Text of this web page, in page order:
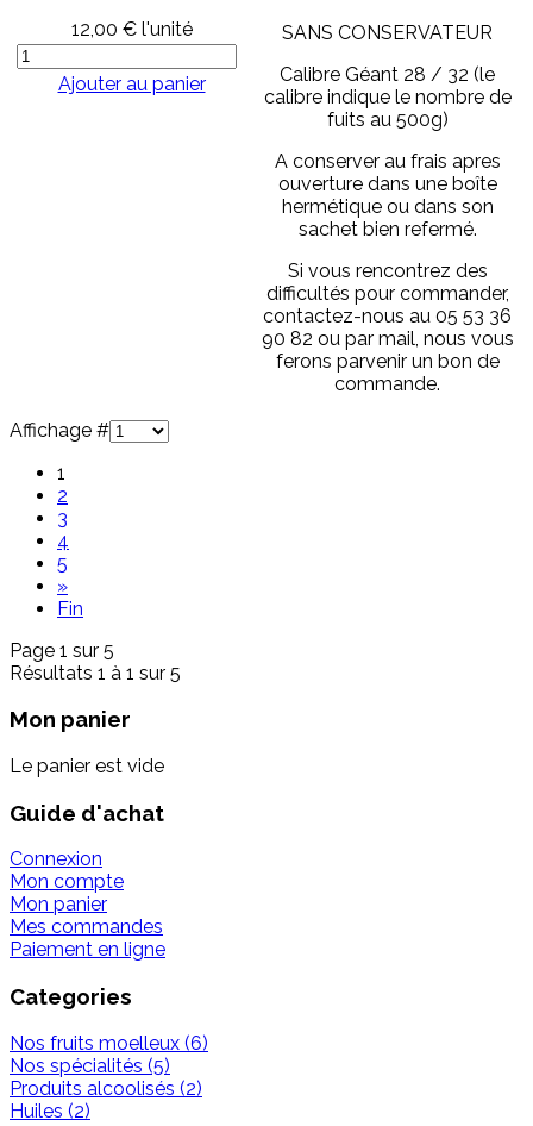
12,00 € l'unité
Ajouter au panier
SANS CONSERVATEUR
Calibre Géant 28 / 32 (le
calibre indique le nombre de
fuits au 500g)
A conserver au frais apres
ouverture dans une boîte
hermétique ou dans son
sachet bien refermé.
Si vous rencontrez des
difficultés pour commander,
contactez-nous au 05 53 36
90 82 ou par mail, nous vous
ferons parvenir un bon de
commande.
Affichage #
1
2
3
4
5
»
Fin
Page 1 sur 5
Résultats 1 à 1 sur 5
Mon panier
Le panier est vide
Guide d'achat
Connexion
Mon compte
Mon panier
Mes commandes
Paiement en ligne
Categories
Nos fruits moelleux (6)
Nos spécialités (5)
Produits alcoolisés (2)
Huiles (2)